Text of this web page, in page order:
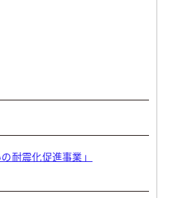
耐震化促進事業」